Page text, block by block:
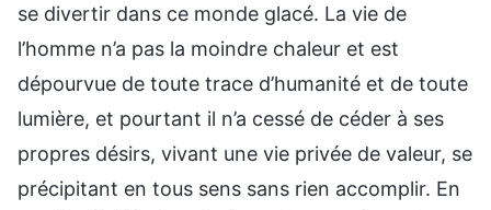
se divertir dans ce monde glacé. La vie de
l’homme n’a pas la moindre chaleur et est
dépourvue de toute trace d’humanité et de toute
lumière, et pourtant il n’a cessé de céder à ses
propres désirs, vivant une vie privée de valeur, se
précipitant en tous sens sans rien accomplir. En